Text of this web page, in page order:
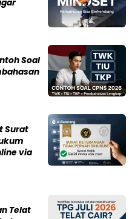
Soal
Surat
via
Telat